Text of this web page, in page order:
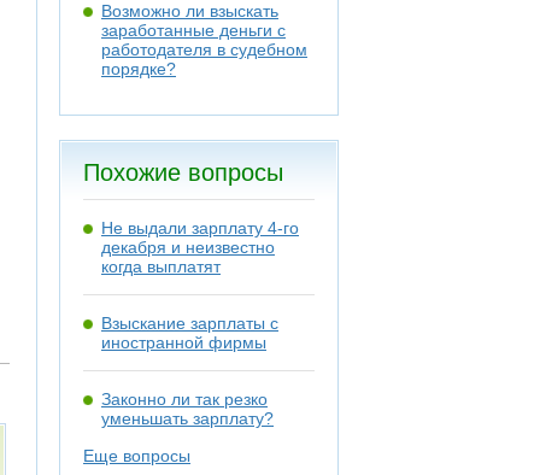
Возможно ли взыскать
заработанные деньги с
работодателя в судебном
порядке?
Похожие вопросы
Не выдали зарплату 4-го
декабря и неизвестно
когда выплатят
Взыскание зарплаты с
иностранной фирмы
Законно ли так резко
уменьшать зарплату?
Еще вопросы